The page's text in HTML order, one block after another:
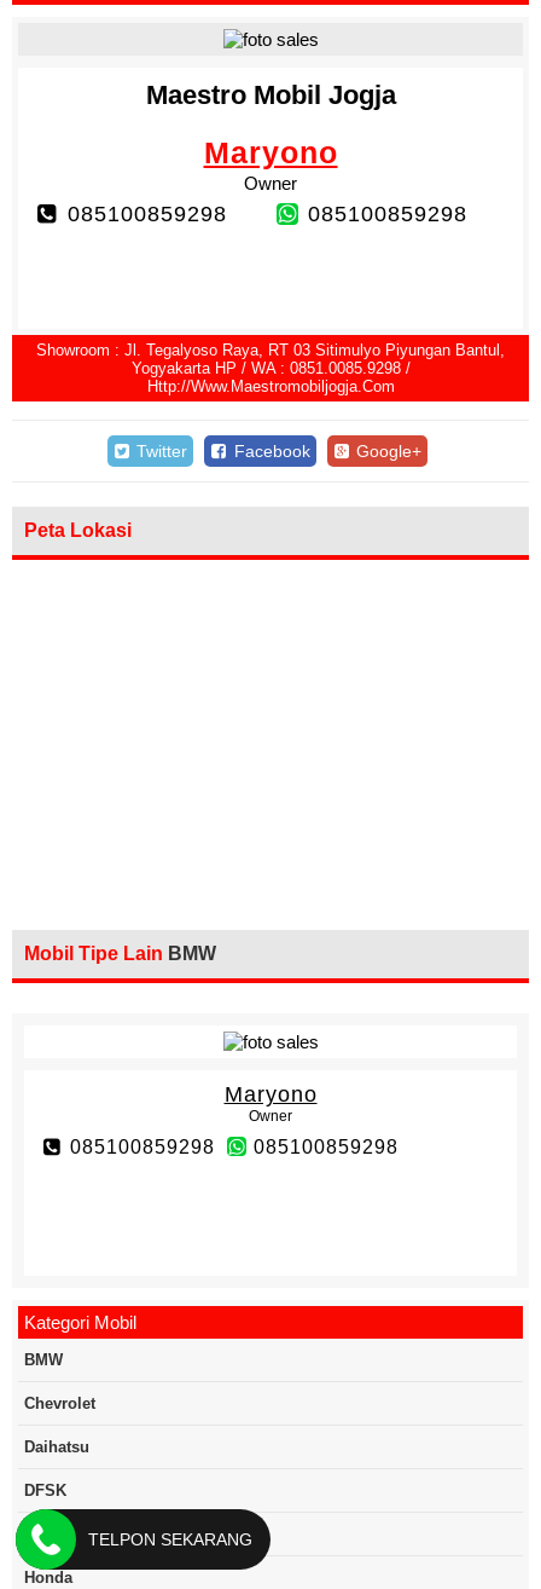
Maestro Mobil Jogja
Maryono
Owner
085100859298 085100859298
Showroom : Jl. Tegalyoso Raya, RT 03 Sitimulyo Piyungan Bantul,
Yogyakarta HP / WA : 0851.0085.9298 /
Http://www.maestromobiljogja.com
Twitter Facebook Google+
Peta Lokasi
Mobil Tipe Lain BMW
Maryono
Owner
085100859298 085100859298
Kategori Mobil
BMW
Chevrolet
Daihatsu
DFSK
Ford
Honda
TELPON SEKARANG